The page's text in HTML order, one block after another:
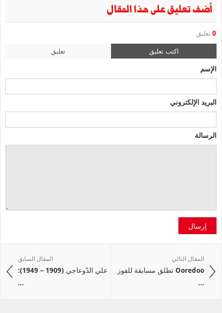
أضف تعليق على هذا المقال
0 تعليق
اكتب تعليق تعليق
الإسم
البريد الإلكتروني
الرسالة
إرسال
المقال السابق
علي الدّوعاجي (1909 – 1949):
...
المقال التالي
Ooredoo تطلق مسابقة للفوز
...